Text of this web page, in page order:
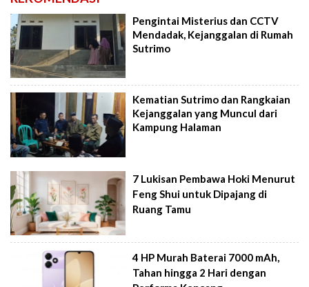
Pengintai Misterius dan CCTV
Mendadak, Kejanggalan di Rumah
Sutrimo
Kematian Sutrimo dan Rangkaian
Kejanggalan yang Muncul dari
Kampung Halaman
7 Lukisan Pembawa Hoki Menurut
Feng Shui untuk Dipajang di
Ruang Tamu
4 HP Murah Baterai 7000 mAh,
Tahan hingga 2 Hari dengan